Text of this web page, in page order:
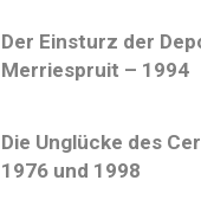
Der Einsturz der
Merriespruit – 1994
Die Unglücke des
1976 und 1998